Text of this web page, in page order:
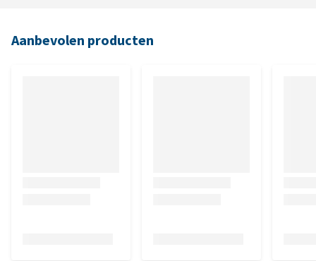
Aanbevolen producten